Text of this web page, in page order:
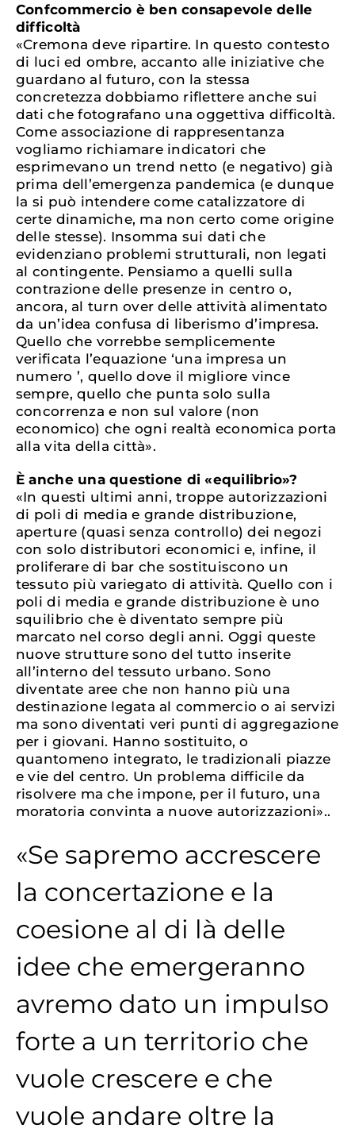
Confcommercio è ben consapevole delle
difficoltà
«Cremona deve ripartire. In questo contesto
di luci ed ombre, accanto alle iniziative che
guardano al futuro, con la stessa
concretezza dobbiamo riflettere anche sui
dati che fotografano una oggettiva difficoltà.
Come associazione di rappresentanza
vogliamo richiamare indicatori che
esprimevano un trend netto (e negativo) già
prima dell’emergenza pandemica (e dunque
la si può intendere come catalizzatore di
certe dinamiche, ma non certo come origine
delle stesse). Insomma sui dati che
evidenziano problemi strutturali, non legati
al contingente. Pensiamo a quelli sulla
contrazione delle presenze in centro o,
ancora, al turn over delle attività alimentato
da un’idea confusa di liberismo d’impresa.
Quello che vorrebbe semplicemente
verificata l’equazione ‘una impresa un
numero ’, quello dove il migliore vince
sempre, quello che punta solo sulla
concorrenza e non sul valore (non
economico) che ogni realtà economica porta
alla vita della città».
È anche una questione di «equilibrio»?
«In questi ultimi anni, troppe autorizzazioni
di poli di media e grande distribuzione,
aperture (quasi senza controllo) dei negozi
con solo distributori economici e, infine, il
proliferare di bar che sostituiscono un
tessuto più variegato di attività. Quello con i
poli di media e grande distribuzione è uno
squilibrio che è diventato sempre più
marcato nel corso degli anni. Oggi queste
nuove strutture sono del tutto inserite
all’interno del tessuto urbano. Sono
diventate aree che non hanno più una
destinazione legata al commercio o ai servizi
ma sono diventati veri punti di aggregazione
per i giovani. Hanno sostituito, o
quantomeno integrato, le tradizionali piazze
e vie del centro. Un problema difficile da
risolvere ma che impone, per il futuro, una
moratoria convinta a nuove autorizzazioni»..
«Se sapremo accrescere
la concertazione e la
coesione al di là delle
idee che emergeranno
avremo dato un impulso
forte a un territorio che
vuole crescere e che
vuole andare oltre la